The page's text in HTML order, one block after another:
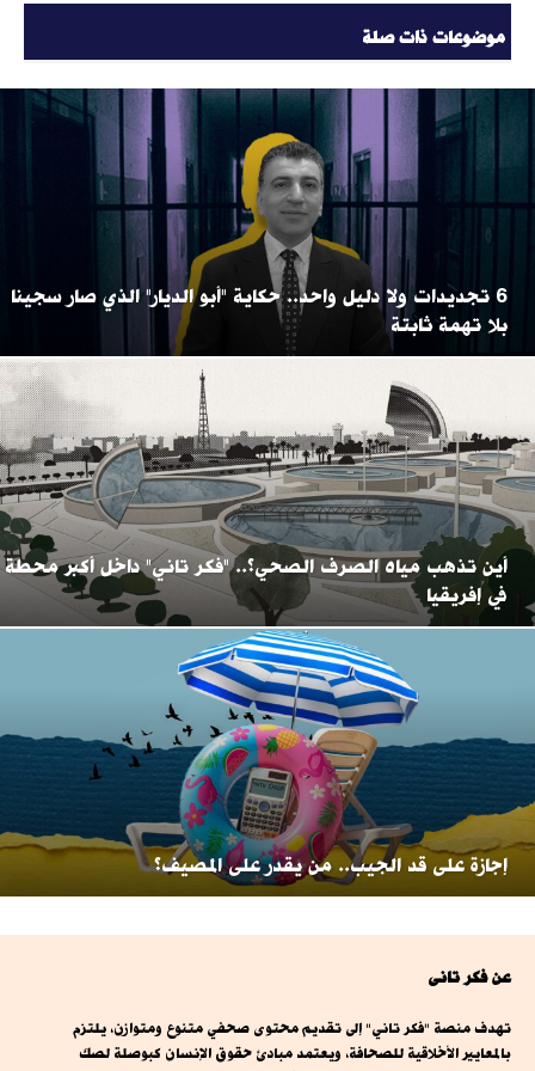
موضوعات ذات صلة
6 تجديدات ولا دليل واحد.. حكاية "أبو الديار" الذي صار سجينا
بلا تهمة ثابتة
أين تذهب مياه الصرف الصحي؟.. "فكر تاني" داخل أكبر محطة
في إفريقيا
إجازة على قد الجيب.. من يقدر على المصيف؟
عن فكر تانى
تهدف منصة "فكر تاني" إلى تقديم محتوى صحفي متنوع ومتوازن، يلتزم
بالمعايير الأخلاقية للصحافة، ويعتمد مبادئ حقوق الإنسان كبوصلة لصك